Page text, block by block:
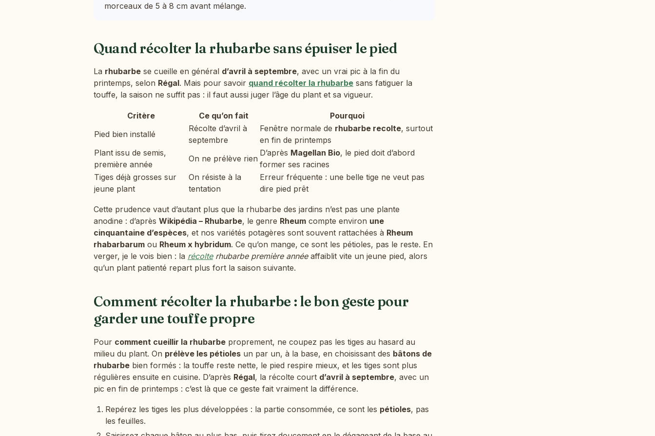
morceaux de 5 à 8 cm avant mélange.
Quand récolter la rhubarbe sans épuiser le pied
La rhubarbe se cueille en général d’avril à septembre, avec un vrai pic à la fin du
printemps, selon Régal. Mais pour savoir quand récolter la rhubarbe sans fatiguer la
touffe, la saison ne suffit pas : il faut aussi juger l’âge du plant et sa vigueur.
Critère Ce qu’on fait
Pourquoi
Pied bien installé
Récolte d’avril à
septembre
Fenêtre normale de rhubarbe recolte, surtout
en fin de printemps
Plant issu de semis,
première année
On ne prélève rien
D’après Magellan Bio, le pied doit d’abord
former ses racines
Tiges déjà grosses sur
jeune plant
On résiste à la
tentation
Erreur fréquente : une belle tige ne veut pas
dire pied prêt
Cette prudence vaut d’autant plus que la rhubarbe des jardins n’est pas une plante
anodine : d’après Wikipédia – Rhubarbe, le genre Rheum compte environ une
cinquantaine d’espèces, et nos variétés potagères sont souvent rattachées à Rheum
rhabarbarum ou Rheum x hybridum. Ce qu’on mange, ce sont les pétioles, pas le reste. En
verger, je le vois bien : la récolterhubarbe première annéeaffaiblit vite un jeune pied, alors
qu’un plant patienté repart plus fort la saison suivante.
Comment récolter la rhubarbe : le bon geste pour
garder une touffe propre
Pour comment cueillir la rhubarbe proprement, ne coupez pas les tiges au hasard au
milieu du plant. On prélève les pétioles un par un, à la base, en choisissant des bâtons de
rhubarbe bien formés : la touffe reste nette, le pied respire mieux, et les tiges sont plus
régulières ensuite en cuisine. D’après Régal, la récolte court d’avril à septembre, avec un
pic en fin de printemps : c’est là que ce geste fait vraiment la différence.
Repérez les tiges les plus développées : la partie consommée, ce sont les pétioles, pas
les feuilles.